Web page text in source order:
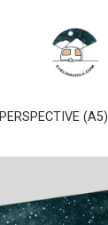
PERSPECTIVE (A5)